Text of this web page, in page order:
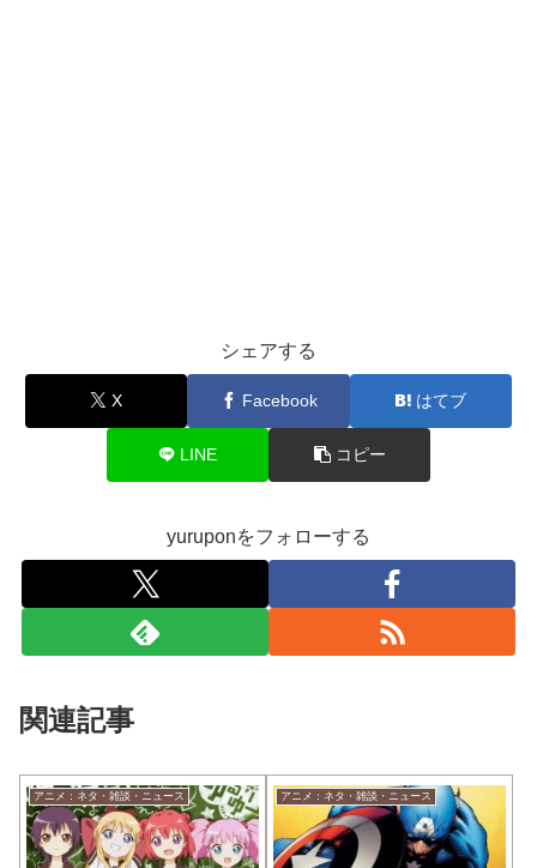
シェアする
X Facebook はてブ
LINE コピー
yuruponをフォローする
関連記事
アニメ：ネタ・雑談・ニュース アニメ：ネタ・雑談・ニュース